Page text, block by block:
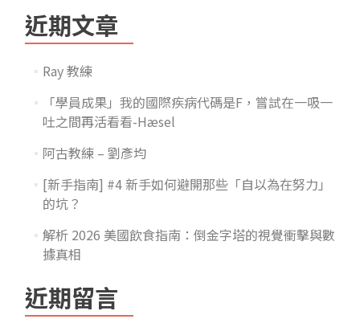
近期文章
Ray 教練
「學員成果」我的國際疾病代碼是F，嘗試在一吸一
吐之間再活看看-Hæsel
阿古教練 – 劉彥均
[新手指南] #4 新手如何避開那些「自以為在努力」
的坑？
解析 2026 美國飲食指南：倒金字塔的視覺衝擊與數
據真相
近期留言